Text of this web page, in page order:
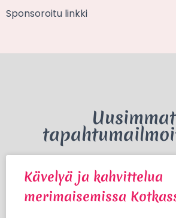
Sponsoroitu linkki
Uusimmat
Kävelyä ja kahvittelua
merimaisemissa